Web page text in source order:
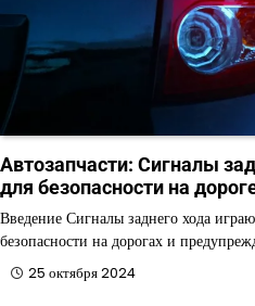
Автозапчасти: Сигналы
для безопасности на
Введение Сигналы заднего хода
безопасности на дорогах и
25 октября 2024